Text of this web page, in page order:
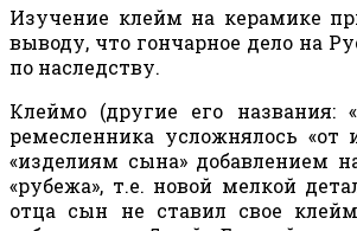
Изучение клейм на керамике
выводу, что гончарное дело на
по наследству.
Клеймо (другие его названия:
ремесленника усложнялось «от
«изделиям сына» добавлением
«рубежа», т.е. новой мелкой
отца сын не ставил свое